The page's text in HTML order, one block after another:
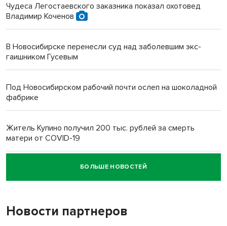
Чудеса Легостаевского заказника показал охотовед
Владимир Коченов
В Новосибирске перенесли суд над заболевшим экс-
гаишником Гусевым
Под Новосибирском рабочий почти ослеп на шоколадной
фабрике
Житель Купино получил 200 тыс. рублей за смерть
матери от COVID-19
Новосибирский суд наказал водителя за смерть
пенсионерки на вокзале
«Мы живём на пастбище!»: в новосибирском селе лошади
терроризируют жителей
БОЛЬШЕ НОВОСТЕЙ
Новости партнеров